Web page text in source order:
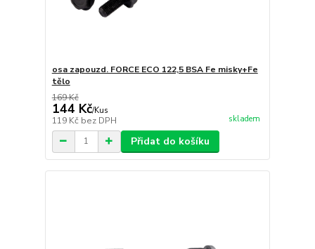
osa zapouzd. FORCE ECO 122,5 BSA Fe misky+Fe
tělo
169 Kč
144 Kč/Kus
119 Kč bez DPH skladem
Přidat do košíku